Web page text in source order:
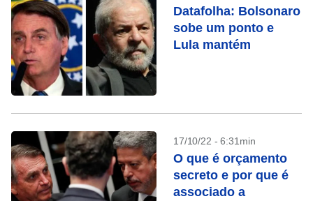
Datafolha: Bolsonaro
sobe um ponto e
Lula mantém
17/10/22 - 6:31min
O que é orçamento
secreto e por que é
associado a